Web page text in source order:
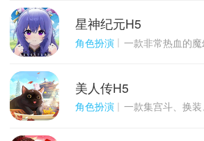
千百度h5
游戏
星神纪元H5
角色扮演 一款非常热血的魔幻
千百度h5
游戏
美人传H5
角色扮演 一款集宫斗、换装、养成等于一体的古装宫